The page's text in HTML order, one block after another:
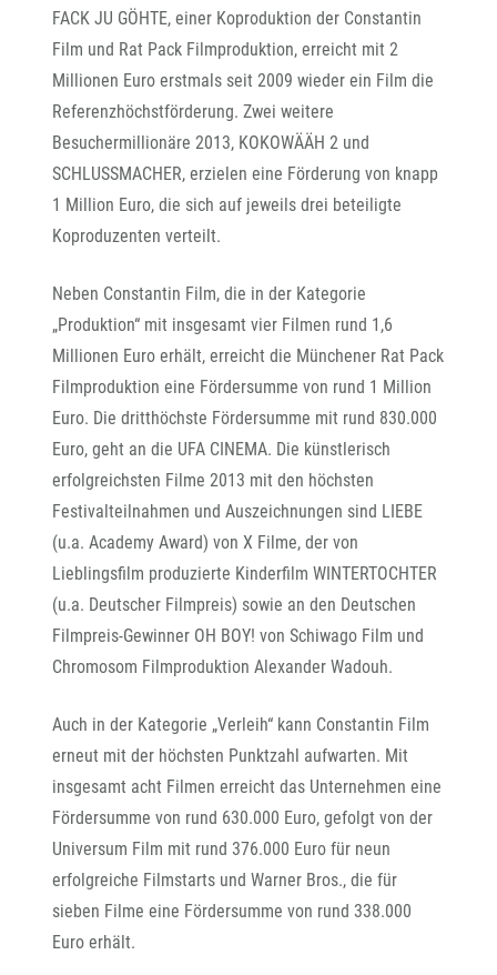
FACK JU GÖHTE, einer Koproduktion der Constantin
Film und Rat Pack Filmproduktion, erreicht mit 2
Millionen Euro erstmals seit 2009 wieder ein Film die
Referenzhöchstförderung. Zwei weitere
Besuchermillionäre 2013, KOKOWÄÄH 2 und
SCHLUSSMACHER, erzielen eine Förderung von knapp
1 Million Euro, die sich auf jeweils drei beteiligte
Koproduzenten verteilt.
Neben Constantin Film, die in der Kategorie
„Produktion“ mit insgesamt vier Filmen rund 1,6
Millionen Euro erhält, erreicht die Münchener Rat Pack
Filmproduktion eine Fördersumme von rund 1 Million
Euro. Die dritthöchste Fördersumme mit rund 830.000
Euro, geht an die UFA CINEMA. Die künstlerisch
erfolgreichsten Filme 2013 mit den höchsten
Festivalteilnahmen und Auszeichnungen sind LIEBE
(u.a. Academy Award) von X Filme, der von
Lieblingsfilm produzierte Kinderfilm WINTERTOCHTER
(u.a. Deutscher Filmpreis) sowie an den Deutschen
Filmpreis-Gewinner OH BOY! von Schiwago Film und
Chromosom Filmproduktion Alexander Wadouh.
Auch in der Kategorie „Verleih“ kann Constantin Film
erneut mit der höchsten Punktzahl aufwarten. Mit
insgesamt acht Filmen erreicht das Unternehmen eine
Fördersumme von rund 630.000 Euro, gefolgt von der
Universum Film mit rund 376.000 Euro für neun
erfolgreiche Filmstarts und Warner Bros., die für
sieben Filme eine Fördersumme von rund 338.000
Euro erhält.